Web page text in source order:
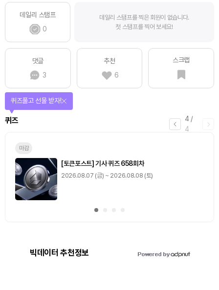
데일리 스탬프
0
데일리 스탬프를 찍은 회원이 없습니다.
첫 스탬프를 찍어 보세요!
댓글
3
추천
6
스크랩
4 /
4
퀴즈
퀴즈풀고 선물 받자!
마감
[토큰포스트] 기사 퀴즈 658회차
2026.08.07 (금) ~ 2026.08.08 (토)
빅데이터 추천정보